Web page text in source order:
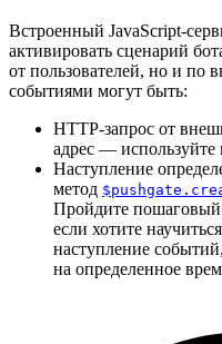
Встроенный JavaScript-
активировать сценарий
от пользователей, но и
событиями могут быть:
HTTP-запрос от
адрес — используйте
Наступление
метод
Пройдите пошаговый
если хотите
наступление
на определенное